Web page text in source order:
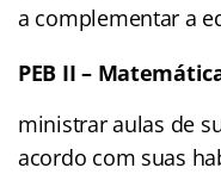
a complementar a
PEB II –
ministrar aulas de
acordo com suas